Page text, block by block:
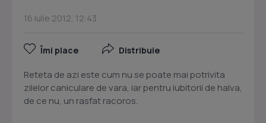
16 Iulie 2012, 12:43
Îmi place Distribuie
Reteta de azi este cum nu se poate mai potrivita
zilelor caniculare de vara, iar pentru iubitorii de halva,
de ce nu, un rasfat racoros.